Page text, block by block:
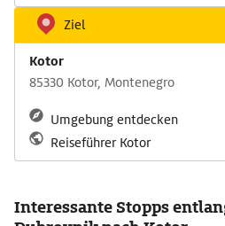
Ziel
Kotor
85330 Kotor, Montenegro
Umgebung entdecken
Reiseführer Kotor
Interessante Stopps